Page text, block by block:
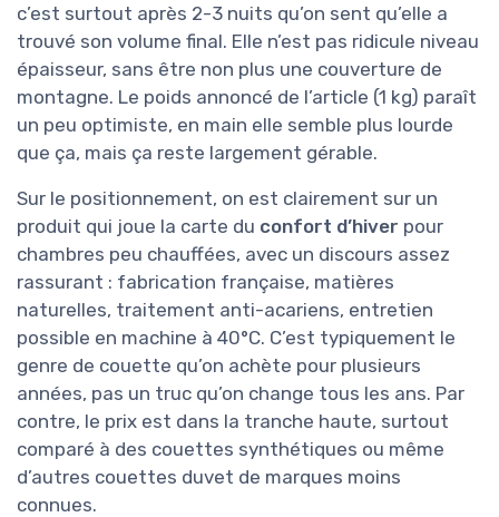
c’est surtout après 2-3 nuits qu’on sent qu’elle a
trouvé son volume final. Elle n’est pas ridicule niveau
épaisseur, sans être non plus une couverture de
montagne. Le poids annoncé de l’article (1 kg) paraît
un peu optimiste, en main elle semble plus lourde
que ça, mais ça reste largement gérable.
Sur le positionnement, on est clairement sur un
produit qui joue la carte du confort d’hiver pour
chambres peu chauffées, avec un discours assez
rassurant : fabrication française, matières
naturelles, traitement anti-acariens, entretien
possible en machine à 40°C. C’est typiquement le
genre de couette qu’on achète pour plusieurs
années, pas un truc qu’on change tous les ans. Par
contre, le prix est dans la tranche haute, surtout
comparé à des couettes synthétiques ou même
d’autres couettes duvet de marques moins
connues.